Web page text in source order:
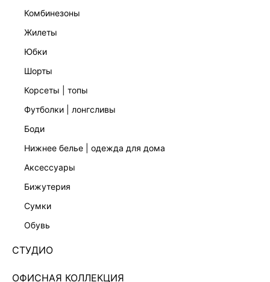
комбинезоны
жилеты
юбки
шорты
корсеты | топы
футболки | лонгсливы
боди
нижнее белье | одежда для дома
аксессуары
бижутерия
сумки
обувь
СТУДИО
ОФИСНАЯ КОЛЛЕКЦИЯ
ЭКСКЛЮЗИВНО ОНЛАЙН
ДЖИНСОВОЕ ПЛАТЬЕ МИНИ 6254473538-102
Нет в наличии
ЦВЕТ:СИНИЙ